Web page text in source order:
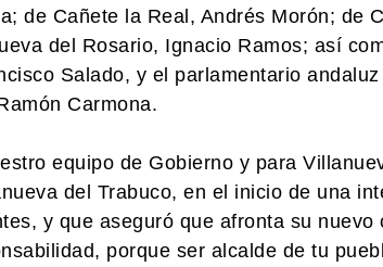
de Cañete la Real, Andrés Morón; de
del Rosario, Ignacio Ramos; así
Salado, y el parlamentario
Carmona.
equipo de Gobierno y para
del Trabuco, en el inicio de una
y que aseguró que afronta su nuevo
porque ser alcalde de tu